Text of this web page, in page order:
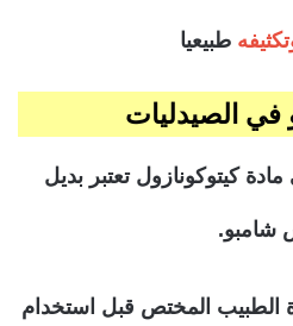
طبيعيا
في الصيدليات
كيتوكونازول تعتبر بديل
شامبو.
الطبيب المختص قبل استخدام